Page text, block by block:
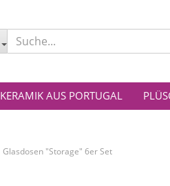
KERAMIK AUS PORTUGAL
Glasdosen "Storage" 6er Set